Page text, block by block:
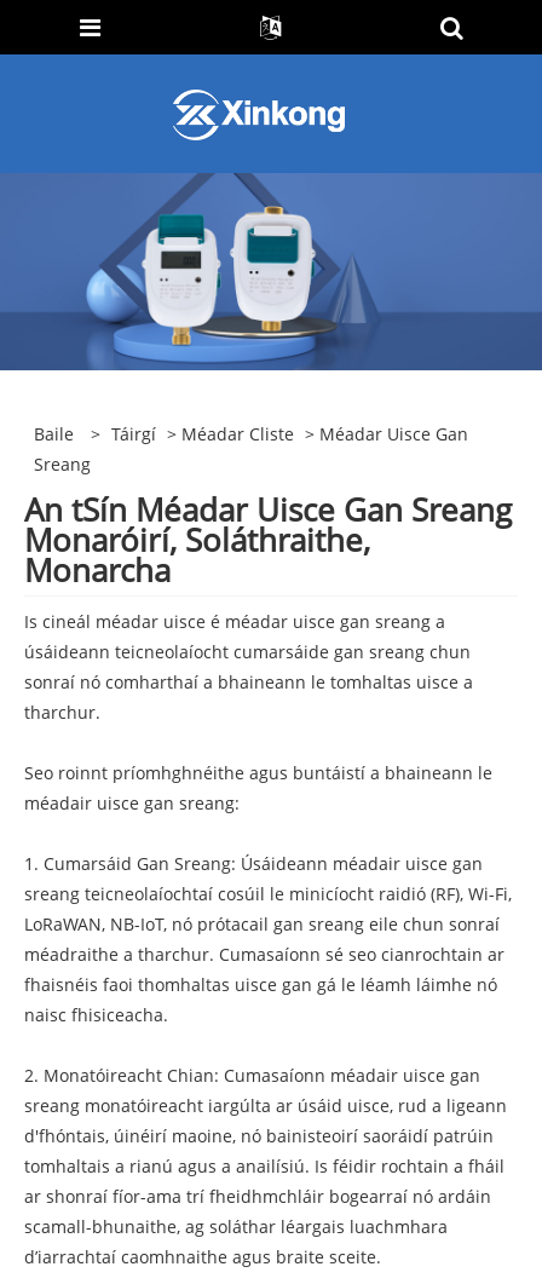
Baile > Táirgí > Méadar Cliste > Méadar Uisce Gan
Sreang
An tSín Méadar Uisce Gan Sreang
Monaróirí, Soláthraithe,
Monarcha
Is cineál méadar uisce é méadar uisce gan sreang a
úsáideann teicneolaíocht cumarsáide gan sreang chun
sonraí nó comharthaí a bhaineann le tomhaltas uisce a
tharchur.
Seo roinnt príomhghnéithe agus buntáistí a bhaineann le
méadair uisce gan sreang:
1. Cumarsáid Gan Sreang: Úsáideann méadair uisce gan
sreang teicneolaíochtaí cosúil le minicíocht raidió (RF), Wi-Fi,
LoRaWAN, NB-IoT, nó prótacail gan sreang eile chun sonraí
méadraithe a tharchur. Cumasaíonn sé seo cianrochtain ar
fhaisnéis faoi thomhaltas uisce gan gá le léamh láimhe nó
naisc fhisiceacha.
2. Monatóireacht Chian: Cumasaíonn méadair uisce gan
sreang monatóireacht iargúlta ar úsáid uisce, rud a ligeann
d'fhóntais, úinéirí maoine, nó bainisteoirí saoráidí patrúin
tomhaltais a rianú agus a anailísiú. Is féidir rochtain a fháil
ar shonraí fíor-ama trí fheidhmchláir bogearraí nó ardáin
scamall-bhunaithe, ag soláthar léargais luachmhara
d’iarrachtaí caomhnaithe agus braite sceite.